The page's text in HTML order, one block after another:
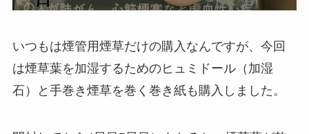
いつもは煙管用煙草だけの購入なんですが、今回
は煙草葉を加湿するためのヒュミドール（加湿
石）と手巻き煙草を巻く巻き紙も購入しました。